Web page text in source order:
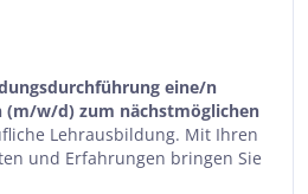
eine/n
(m/w/d) zum nächstmöglichen
Lehrausbildung. Mit Ihren
und Erfahrungen bringen Sie